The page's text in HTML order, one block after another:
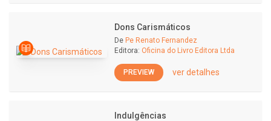
Dons Carismáticos
De Pe Renato Fernandez
Editora: Oficina do Livro Editora Ltda
PREVIEW ver detalhes
Indulgências